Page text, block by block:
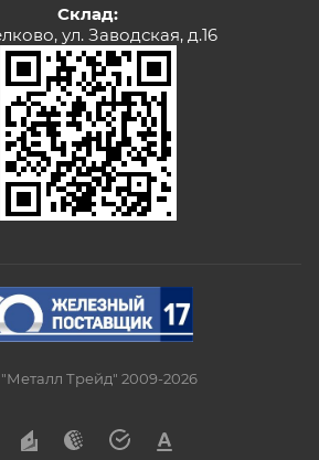
Склад:
ул. Заводская, д.16
Трейд" 2009-2026